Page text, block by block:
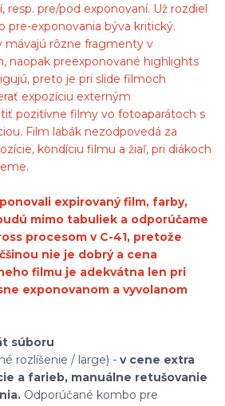
resp. pre/pod exponovaní. Už rozdiel
pre-exponovania býva kritický.
mávajú rôzne fragmenty v
naopak preexponované highlights
preto je pri slide filmoch
expozíciu externým
pozitívne filmy vo fotoaparátoch s
Film labák nezodpovedá za
kondíciu filmu a žiaľ, pri diákoch
expirovaný film, farby,
mimo tabuliek a odporúčame
procesom v C-41, pretože
nie je dobrý a cena
filmu je adekvátna len pri
exponovanom a vyvolanom
súboru
rozlíšenie / large) - v cene extra
a farieb, manuálne retušovanie
Odporúčané kombo pre